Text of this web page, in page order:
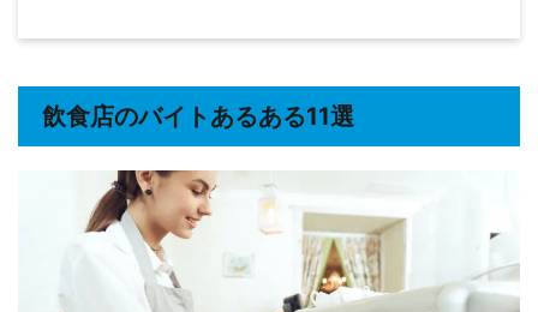
飲食店のバイトあるある11選